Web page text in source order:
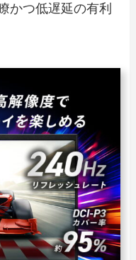
かつ低遅延の有利